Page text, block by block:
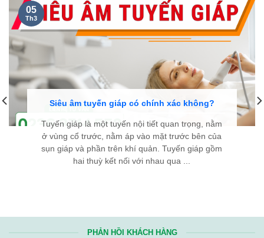
Siêu âm tuyến giáp có chính xác không?
Tuyến giáp là một tuyến nội tiết quan trọng, nằm
ở vùng cổ trước, nằm áp vào mặt trước bên của
sụn giáp và phần trên khí quản. Tuyến giáp gồm
hai thuỳ kết nối với nhau qua ...
05
Th3
PHẢN HỒI KHÁCH HÀNG